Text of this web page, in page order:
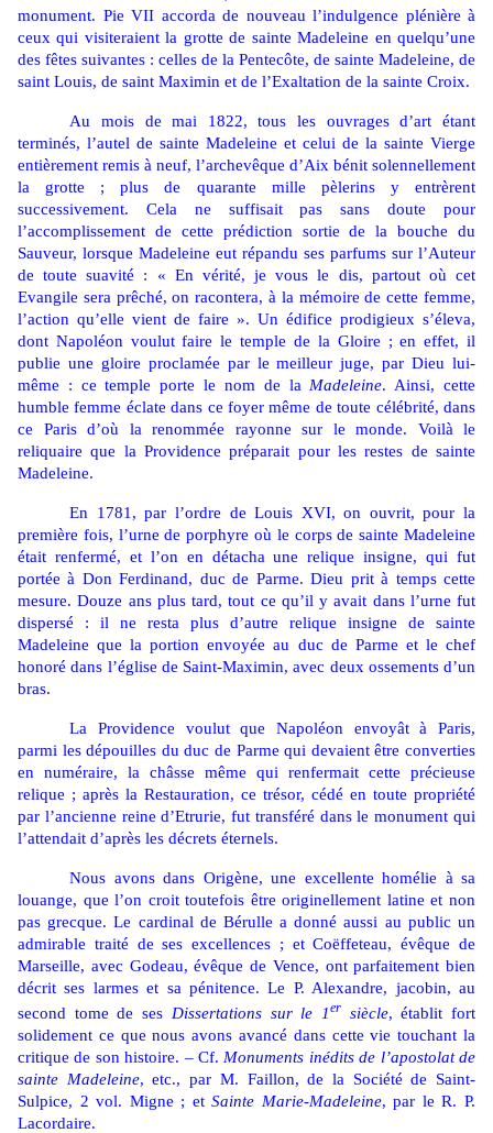
monument. Pie VII accorda de nouveau l’indulgence plénière à
ceux qui visiteraient la grotte de sainte Madeleine en quelqu’une
des fêtes suivantes : celles de la Pentecôte, de sainte Madeleine, de
saint Louis, de saint Maximin et de l’Exaltation de la sainte Croix.
Au mois de mai 1822, tous les ouvrages d’art étant
terminés, l’autel de sainte Madeleine et celui de la sainte Vierge
entièrement remis à neuf, l’archevêque d’Aix bénit solennellement
la grotte ; plus de quarante mille pèlerins y entrèrent
successivement. Cela ne suffisait pas sans doute pour
l’accomplissement de cette prédiction sortie de la bouche du
Sauveur, lorsque Madeleine eut répandu ses parfums sur l’Auteur
de toute suavité : « En vérité, je vous le dis, partout où cet
Evangile sera prêché, on racontera, à la mémoire de cette femme,
l’action qu’elle vient de faire ». Un édifice prodigieux s’éleva,
dont Napoléon voulut faire le temple de la Gloire ; en effet, il
publie une gloire proclamée par le meilleur juge, par Dieu lui-
même : ce temple porte le nom de la Madeleine. Ainsi, cette
humble femme éclate dans ce foyer même de toute célébrité, dans
ce Paris d’où la renommée rayonne sur le monde. Voilà le
reliquaire que la Providence préparait pour les restes de sainte
Madeleine.
En 1781, par l’ordre de Louis XVI, on ouvrit, pour la
première fois, l’urne de porphyre où le corps de sainte Madeleine
était renfermé, et l’on en détacha une relique insigne, qui fut
portée à Don Ferdinand, duc de Parme. Dieu prit à temps cette
mesure. Douze ans plus tard, tout ce qu’il y avait dans l’urne fut
dispersé : il ne resta plus d’autre relique insigne de sainte
Madeleine que la portion envoyée au duc de Parme et le chef
honoré dans l’église de Saint-Maximin, avec deux ossements d’un
bras.
La Providence voulut que Napoléon envoyât à Paris,
parmi les dépouilles du duc de Parme qui devaient être converties
en numéraire, la châsse même qui renfermait cette précieuse
relique ; après la Restauration, ce trésor, cédé en toute propriété
par l’ancienne reine d’Etrurie, fut transféré dans le monument qui
l’attendait d’après les décrets éternels.
Nous avons dans Origène, une excellente homélie à sa
louange, que l’on croit toutefois être originellement latine et non
pas grecque. Le cardinal de Bérulle a donné aussi au public un
admirable traité de ses excellences ; et Coëffeteau, évêque de
Marseille, avec Godeau, évêque de Vence, ont parfaitement bien
décrit ses larmes et sa pénitence. Le P. Alexandre, jacobin, au
second tome de ses Dissertations sur le 1ersiècle, établit fort
solidement ce que nous avons avancé dans cette vie touchant la
critique de son histoire. – Cf. Monuments inédits de l’apostolat de
sainte Madeleine, etc., par M. Faillon, de la Société de Saint-
Sulpice, 2 vol. Migne ; etSainte Marie-Madeleine, par le R. P.
Lacordaire.